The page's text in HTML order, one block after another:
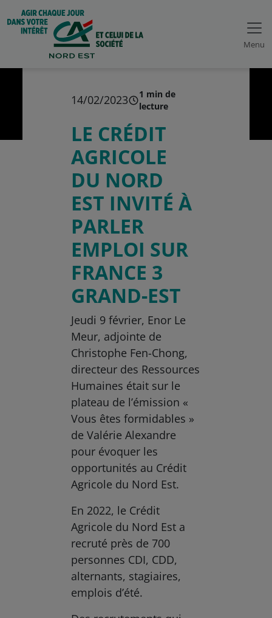
Menu
14/02/2023
1 min de
lecture
LE CRÉDIT
AGRICOLE
DU NORD
EST INVITÉ À
PARLER
EMPLOI SUR
FRANCE 3
GRAND-EST
Jeudi 9 février, Enor Le
Meur, adjointe de
Christophe Fen-Chong,
directeur des Ressources
Humaines était sur le
plateau de l’émission «
Vous êtes formidables »
de Valérie Alexandre
pour évoquer les
opportunités au Crédit
Agricole du Nord Est.
En 2022, le Crédit
Agricole du Nord Est a
recruté près de 700
personnes CDI, CDD,
alternants, stagiaires,
emplois d’été.